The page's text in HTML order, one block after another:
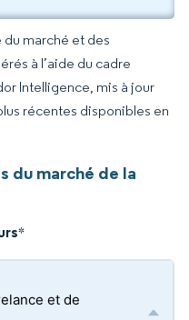
du marché et des
à l’aide du cadre
Intelligence, mis à jour
récentes disponibles en
du marché de la
*
et de